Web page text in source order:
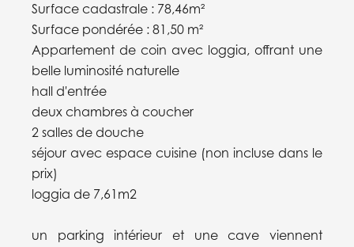
Surface cadastrale : 78,46m²
Surface pondérée : 81,50 m²
Appartement de coin avec loggia, offrant une
belle luminosité naturelle
hall d'entrée
deux chambres à coucher
2 salles de douche
séjour avec espace cuisine (non incluse dans le
prix)
loggia de 7,61m2
un parking intérieur et une cave viennent